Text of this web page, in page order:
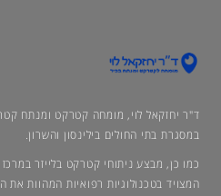
ד"ר יחזקאל לוי, מומחה קטרקט ומנתח
במסגרת בתי החולים בילינסון והשרון.
המצויד בטכנולוגיות רפואיות המהוות את